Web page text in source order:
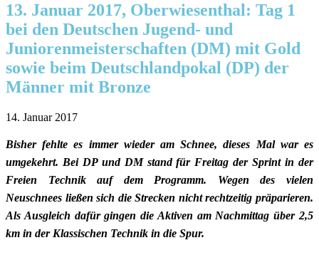
13. Januar 2017, Oberwiesenthal: Tag 1
bei den Deutschen Jugend- und
Juniorenmeisterschaften (DM) mit Gold
sowie beim Deutschlandpokal (DP) der
Männer mit Bronze
14. Januar 2017
Bisher fehlte es immer wieder am Schnee, dieses Mal war es
umgekehrt. Bei DP und DM stand für Freitag der Sprint in der
Freien Technik auf dem Programm. Wegen des vielen
Neuschnees ließen sich die Strecken nicht rechtzeitig präparieren.
Als Ausgleich dafür gingen die Aktiven am Nachmittag über 2,5
km in der Klassischen Technik in die Spur.